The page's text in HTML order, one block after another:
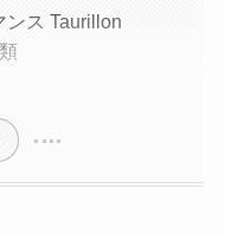
ンス Taurillon